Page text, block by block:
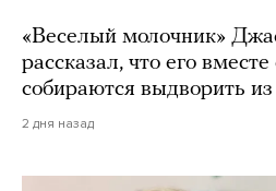
«Веселый молочник»
рассказал, что его
собираются выдворить
2 дня назад